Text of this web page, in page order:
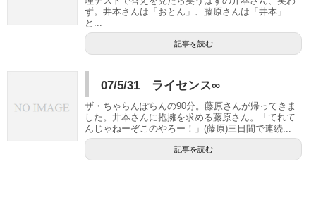
ず。井本さんは「おとん」、藤原さんは「井本」
と...
記事を読む
07/5/31 ライセンス∞
ザ・ちゃらんぽらんの90分。藤原さんが帰ってきま
した。井本さんに抱擁を求める藤原さん。「てれて
んじゃねーぞこのやろー！」(藤原)三日間で連続...
記事を読む